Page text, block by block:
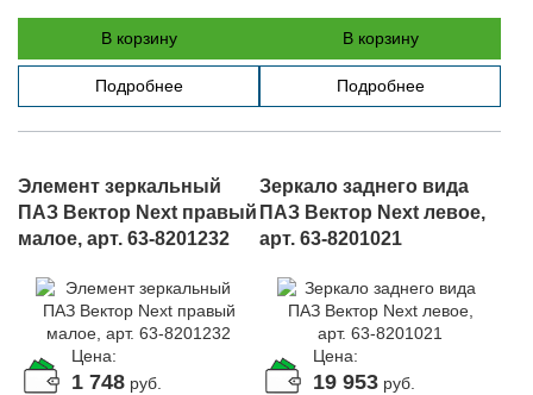
График работы: ПН-ПТ с 8.30 до 18.00 (+6 по МСК)
График работы сервис: ПН-СБ с 8.30 до 20.00
В корзину
Подробнее
В корзину
Подробнее
Элемент зеркальный
ПАЗ Вектор Next правый
малое, арт. 63-8201232
Цена:
1 748 руб.
Зеркало заднего вида
ПАЗ Вектор Next левое,
арт. 63-8201021
Цена:
19 953 руб.